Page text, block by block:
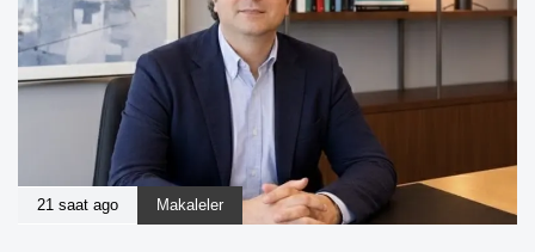
21 saat ago Makaleler